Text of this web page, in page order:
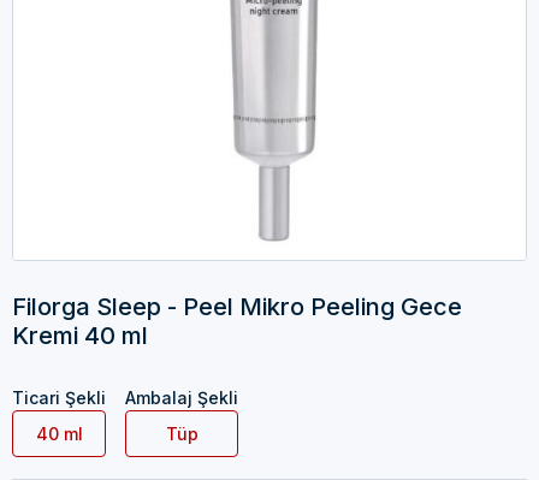
Filorga Sleep - Peel Mikro Peeling Gece
Kremi 40 ml
Ticari Şekli
40 ml
Ambalaj Şekli
Tüp